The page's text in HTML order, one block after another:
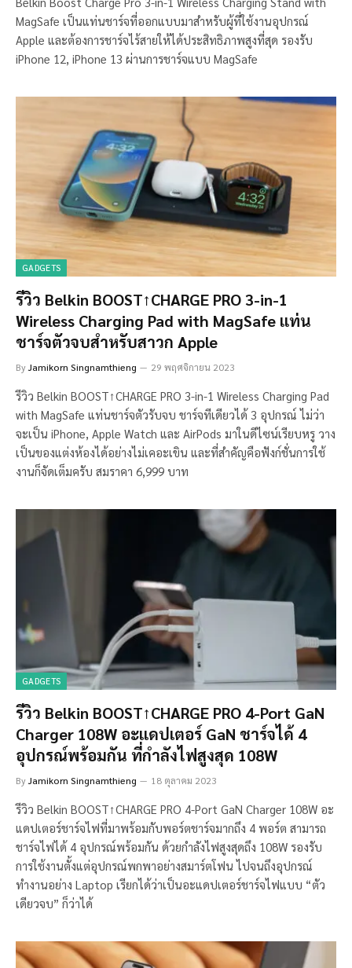
MagSafe เป็นแท่นชาร์จที่ออกแบบมาสำหรับผู้ที่ใช้งานอุปกรณ์
Apple และต้องการชาร์จไร้สายให้ได้ประสิทธิภาพสูงที่สุด รองรับ
iPhone 12, iPhone 13 ผ่านการชาร์จแบบ MagSafe
GADGETS
รีวิว Belkin BOOST↑CHARGE PRO 3-in-1
Wireless Charging Pad with MagSafe แท่น
ชาร์จตัวจบสำหรับสาวก Apple
ByJamikorn Singnamthieng 29 พฤศจิกายน 2023
รีวิว Belkin BOOST↑CHARGE PRO 3-in-1 Wireless Charging Pad
with MagSafe แท่นชาร์จตัวรับจบ ชาร์จทีเดียวได้ 3 อุปกรณ์ ไม่ว่า
จะเป็น iPhone, Apple Watch และ AirPods มาในดีไซน์เรียบหรู วาง
เป็นของแต่งห้องได้อย่างไม่เคอะเขิน และที่สำคัญคือฟังก์ชั่นการใช้
งานก็จัดเต็มครับ สมราคา 6,999 บาท
GADGETS
รีวิว Belkin BOOST↑CHARGE PRO 4-Port GaN
Charger 108W อะแดปเตอร์ GaN ชาร์จได้ 4
อุปกรณ์พร้อมกัน ที่กำลังไฟสูงสุด 108W
ByJamikorn Singnamthieng 18 ตุลาคม 2023
รีวิว Belkin BOOST↑CHARGE PRO 4-Port GaN Charger 108W อะ
แดปเตอร์ชาร์จไฟที่มาพร้อมกับพอร์ตชาร์จมากถึง 4 พอร์ต สามารถ
ชาร์จไฟได้ 4 อุปกรณ์พร้อมกัน ด้วยกำลังไฟสูงสุดถึง 108W รองรับ
การใช้งานตั้งแต่อุปกรณ์พกพาอย่างสมาร์ตโฟน ไปจนถึงอุปกรณ์
ทำงานอย่าง Laptop เรียกได้ว่าเป็นอะแดปเตอร์ชาร์จไฟแบบ “ตัว
เดียวจบ” ก็ว่าได้